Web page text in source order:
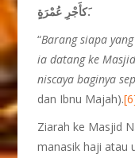
َكأَجْرِ عُمْرَةٍ.
“Barang siapa
ia datang ke
niscaya baginya
dan Ibnu Majah).
Ziarah ke Masjid
manasik haji atau